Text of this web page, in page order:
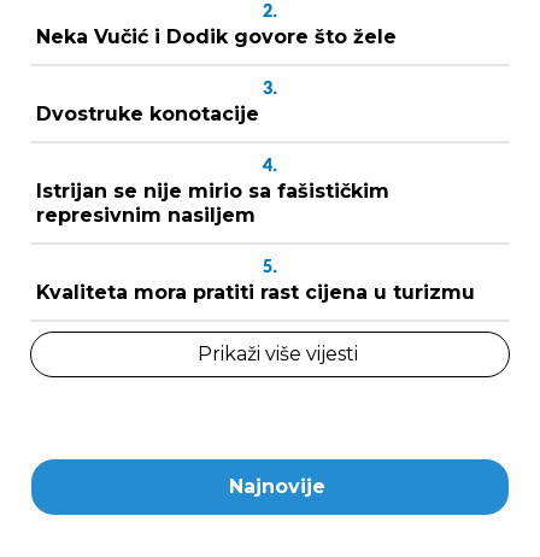
2.
Neka Vučić i Dodik govore što žele
3.
Dvostruke konotacije
4.
Istrijan se nije mirio sa fašističkim
represivnim nasiljem
5.
Kvaliteta mora pratiti rast cijena u turizmu
Prikaži više vijesti
Najnovije